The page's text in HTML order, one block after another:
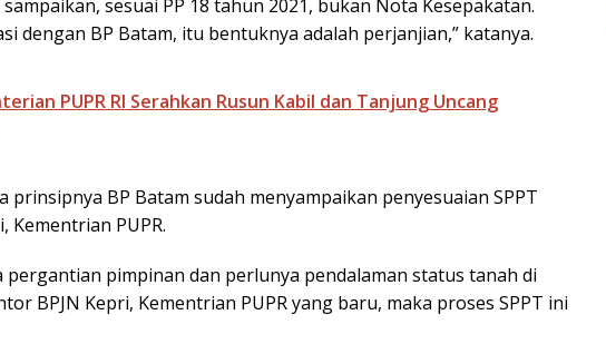
sesuai PP 18 tahun 2021, bukan Nota Kesepakatan.
dengan BP Batam, itu bentuknya adalah perjanjian,” katanya.
PUPR RI Serahkan Rusun Kabil dan Tanjung Uncang
prinsipnya BP Batam sudah menyampaikan penyesuaian SPPT
Kementrian PUPR.
pergantian pimpinan dan perlunya pendalaman status tanah di
BPJN Kepri, Kementrian PUPR yang baru, maka proses SPPT ini